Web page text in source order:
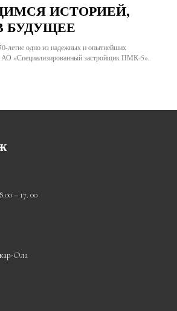
ИСТОРИЕЙ,
БУДУЩЕЕ
летие одно из надежных и опытнейших
АО «Специализированный застройщик ПМК-5».
– 17. 00
Ола